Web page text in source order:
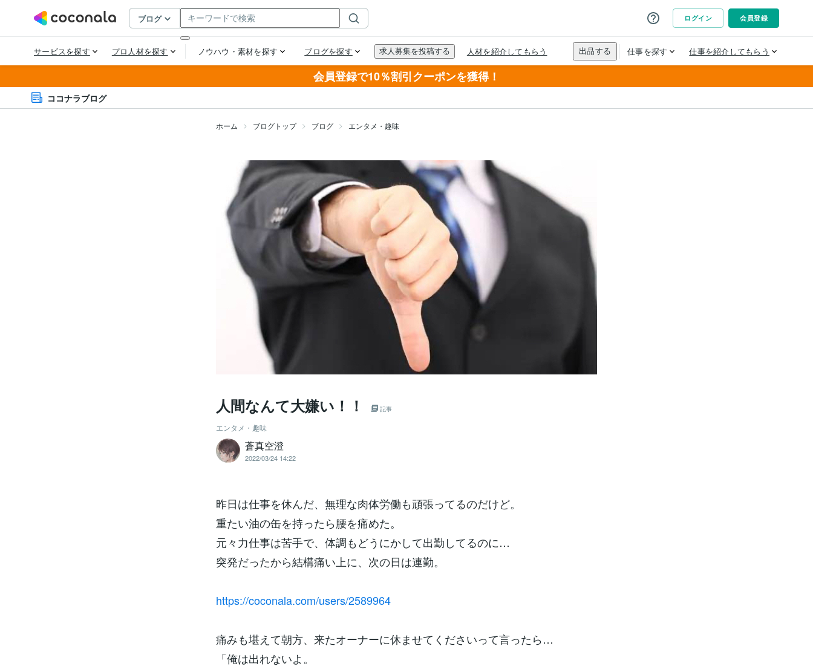
会員登録で10％割引クーポンを獲得！
ココナラブログ
ホーム ブログトップ ブログ エンタメ・趣味
人間なんて大嫌い！！ 記事
エンタメ・趣味
蒼真空澄
2022/03/24 14:22
昨日は仕事を休んだ、無理な肉体労働も頑張ってるのだけど。
重たい油の缶を持ったら腰を痛めた。
元々力仕事は苦手で、体調もどうにかして出勤してるのに…
突発だったから結構痛い上に、次の日は連勤。
https://coconala.com/users/2589964
痛みも堪えて朝方、来たオーナーに休ませてくださいって言ったら…
「俺は出れないよ。